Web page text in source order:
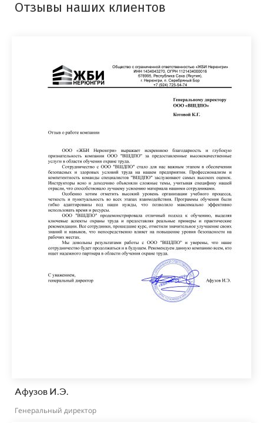
Отзывы наших клиентов
Афузов И.Э.
Генеральный директор